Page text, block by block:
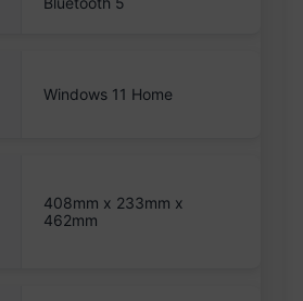
Windows 11 Home
408mm x 233mm x
462mm